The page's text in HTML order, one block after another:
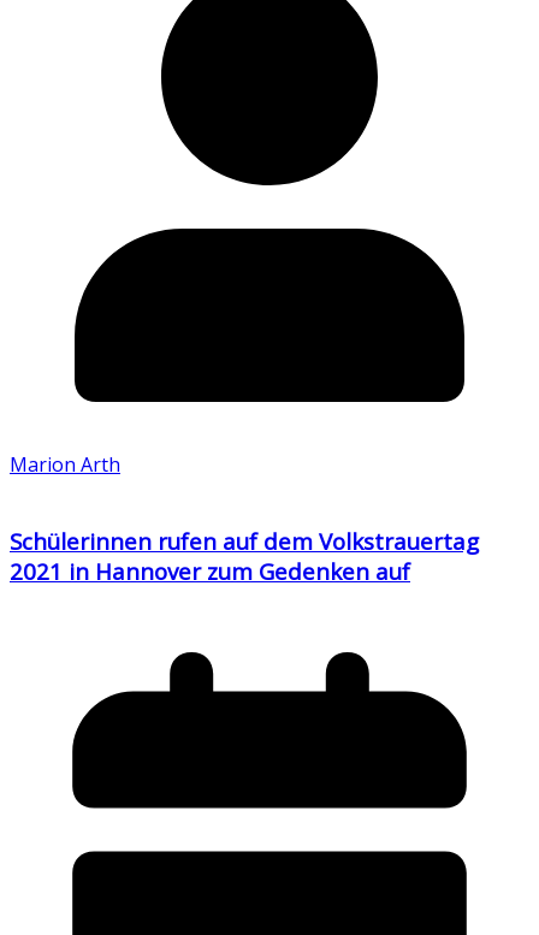
Marion Arth
Schülerinnen rufen auf dem Volkstrauertag
2021 in Hannover zum Gedenken auf